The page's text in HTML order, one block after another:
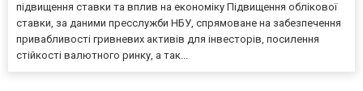
підвищення ставки та вплив на економіку Підвищення облікової
ставки, за даними пресслужби НБУ, спрямоване на забезпечення
привабливості гривневих активів для інвесторів, посилення
стійкості валютного ринку, а так...